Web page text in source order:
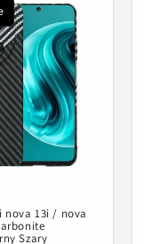
nova 13i / nova
Szary